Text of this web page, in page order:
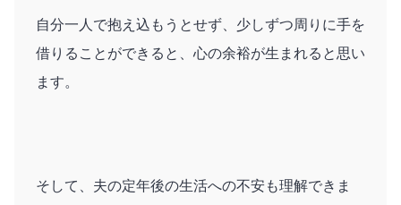
自分一人で抱え込もうとせず、少しずつ周りに手を
借りることができると、心の余裕が生まれると思い
ます。
そして、夫の定年後の生活への不安も理解できま